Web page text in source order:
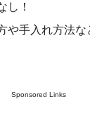
し！
や手入れ方法な
Sponsored Links